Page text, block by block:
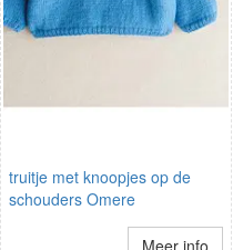
truitje met knoopjes op de
schouders Omere
Meer info